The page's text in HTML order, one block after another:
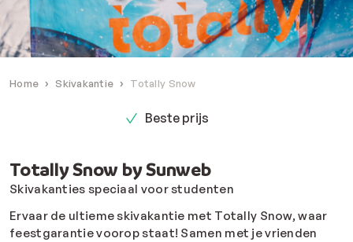
Home Skivakantie Totally Snow
Beste prijs
Totally Snow by Sunweb
Skivakanties speciaal voor studenten
Ervaar de ultieme skivakantie met Totally Snow, waar
feestgarantie voorop staat! Samen met je vrienden